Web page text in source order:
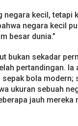
negara kecil, tetapi
negara kecil
besar dunia.”
bukan sekadar
pertandingan. Ia
bola modern;
ukuran sebuah
jauh mereka